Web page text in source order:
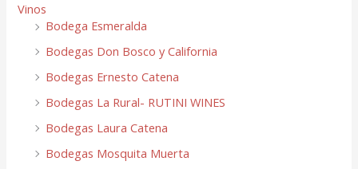
Vinos
Bodega Esmeralda
Bodegas Don Bosco y California
Bodegas Ernesto Catena
Bodegas La Rural- RUTINI WINES
Bodegas Laura Catena
Bodegas Mosquita Muerta